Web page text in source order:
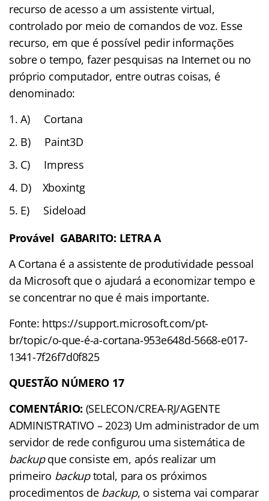
recurso de acesso a um assistente virtual,
controlado por meio de comandos de voz. Esse
recurso, em que é possível pedir informações
sobre o tempo, fazer pesquisas na Internet ou no
próprio computador, entre outras coisas, é
denominado:
A) Cortana
B) Paint3D
C) Impress
D) Xboxintg
E) Sideload
Provável GABARITO: LETRA A
A Cortana é a assistente de produtividade pessoal
da Microsoft que o ajudará a economizar tempo e
se concentrar no que é mais importante.
Fonte: https://support.microsoft.com/pt-
br/topic/o-que-é-a-cortana-953e648d-5668-e017-
1341-7f26f7d0f825
QUESTÃO NÚMERO 17
COMENTÁRIO: (SELECON/CREA-RJ/AGENTE
ADMINISTRATIVO – 2023) Um administrador de um
servidor de rede configurou uma sistemática de
backupque consiste em, após realizar um
primeiro backuptotal, para os próximos
procedimentos de backup, o sistema vai comparar